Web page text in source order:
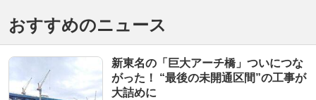
おすすめのニュース
新東名の「巨大アーチ橋」ついにつな
がった！ “最後の未開通区間”の工事が
大詰めに